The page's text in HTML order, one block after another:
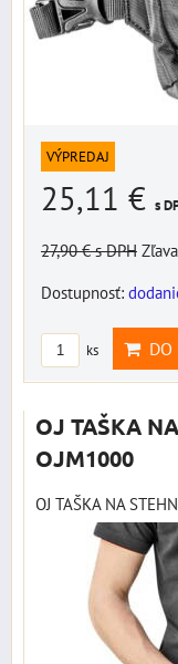
VÝPREDAJ
25,11 € s
27,90 €s DPH
Dostupnosť:
ks DO
OJ TAŠKA
OJM1000
OJ TAŠKA NA